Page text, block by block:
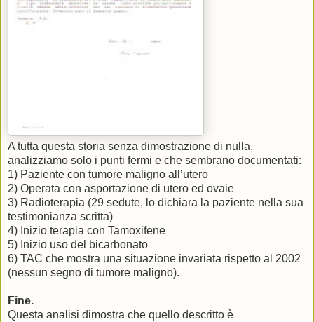
A tutta questa storia senza dimostrazione di nulla,
analizziamo solo i punti fermi e che sembrano documentati:
1) Paziente con tumore maligno all’utero
2) Operata con asportazione di utero ed ovaie
3) Radioterapia (29 sedute, lo dichiara la paziente nella sua
testimonianza scritta)
4) Inizio terapia con Tamoxifene
5) Inizio uso del bicarbonato
6) TAC che mostra una situazione invariata rispetto al 2002
(nessun segno di tumore maligno).
Fine.
Questa analisi dimostra che quello descritto è